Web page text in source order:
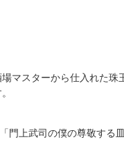
マスターから仕入れた
門上武司の僕の尊敬す